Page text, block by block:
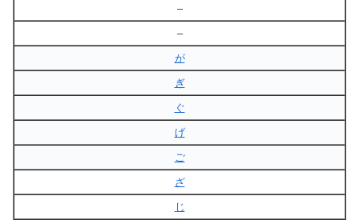
–
–
が
ぎ
ぐ
げ
ご
ざ
じ